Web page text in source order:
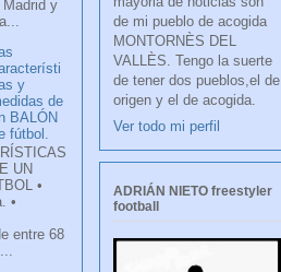
Madrid y
y
de
BALÓN
fútbol.
UN
•
•
entre 68
de mi pueblo de acogida
MONTORNÈS DEL
VALLÈS. Tengo la suerte
de tener dos pueblos,el de
origen y el de acogida.
Ver todo mi perfil
ADRIÁN NIETO freestyler
football